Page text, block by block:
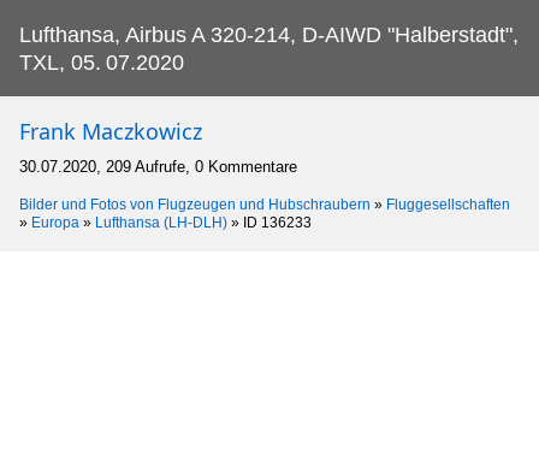
Lufthansa, Airbus A 320-214, D-AIWD "Halberstadt",
TXL, 05. 07.2020
Frank Maczkowicz
30.07.2020, 209 Aufrufe, 0 Kommentare
Bilder und Fotos von Flugzeugen und Hubschraubern » Fluggesellschaften
» Europa » Lufthansa (LH-DLH) » ID 136233